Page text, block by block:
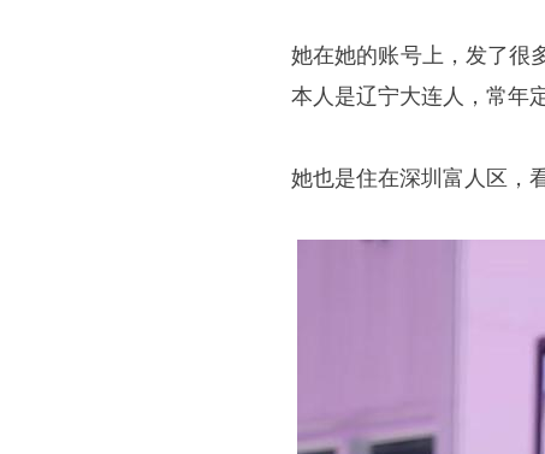
她在她的账号上，发了很
本人是辽宁大连人，常年
她也是住在深圳富人区，